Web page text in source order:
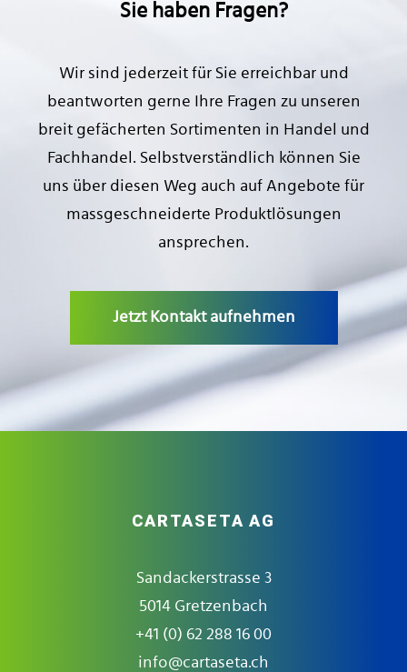
Sie haben Fragen?
Wir sind jederzeit für Sie erreichbar und
beantworten gerne Ihre Fragen zu unseren
breit gefächerten Sortimenten in Handel und
Fachhandel. Selbstverständlich können Sie
uns über diesen Weg auch auf Angebote für
massgeschneiderte Produktlösungen
ansprechen.
Jetzt Kontakt aufnehmen
CARTASETA AG
Sandackerstrasse 3
5014 Gretzenbach
+41 (0) 62 288 16 00
info@cartaseta.ch